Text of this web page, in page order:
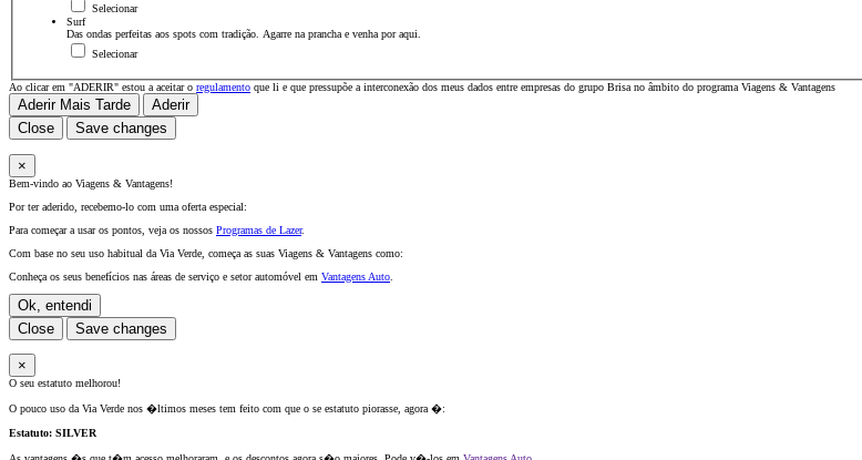
Selecionar
Surf
Das ondas perfeitas aos spots com tradição. Agarre na prancha e venha por aqui.
Selecionar
Ao clicar em "ADERIR" estou a aceitar o regulamento que li e que pressupõe a interconexão dos meus dados entre empresas do grupo Brisa no âmbito do programa Viagens & Vantagens
Aderir Mais Tarde
Aderir
Close
Save changes
×
Bem-vindo ao Viagens & Vantagens!
Por ter aderido, recebemo-lo com uma oferta especial:
Para começar a usar os pontos, veja os nossos Programas de Lazer.
Com base no seu uso habitual da Via Verde, começa as suas Viagens & Vantagens como:
Conheça os seus benefícios nas áreas de serviço e setor automóvel em Vantagens Auto
Ok, entendi
Close
Save changes
×
O seu estatuto melhorou!
O pouco uso da Via Verde nos �ltimos meses tem feito com que o se estatuto piorasse, agora �:
Estatuto: SILVER